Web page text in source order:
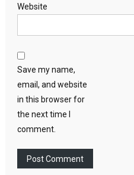
Website
Save my name,
email, and website
in this browser for
the next time I
comment.